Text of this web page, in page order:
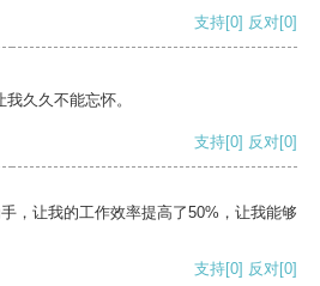
支持[0] 反对[0]
久久不能忘怀。
支持[0] 反对[0]
，让我的工作效率提高了50%，让我能够
支持[0] 反对[0]